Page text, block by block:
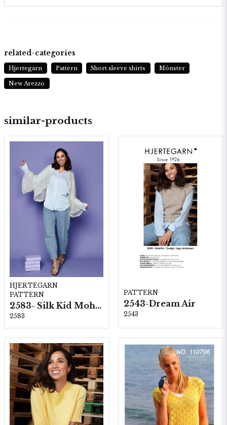
similar-products
HJERTEGARN
PATTERN
2583- Silk Kid Mohair
2583
PATTERN
2543-Dream Air
2543
related-categories
Hjertegarn Pattern Short sleeve shirts Mönster
New Arezzo